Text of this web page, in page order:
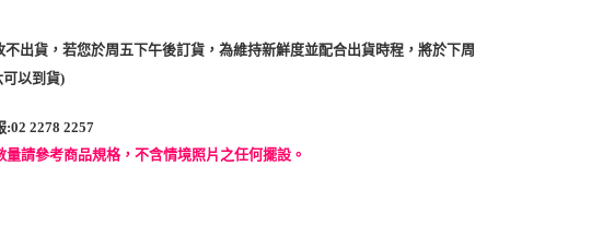
出貨，若您於周五下午後訂貨，為維持新鮮度並配合出貨時程，將於下周
以到貨)
2278 2257
請參考商品規格，不含情境照片之任何擺設。